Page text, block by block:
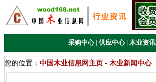
采购中心 | 供应中心 | 木业资讯
您的位置： 中国木业信息网主页 - 木业新闻中心